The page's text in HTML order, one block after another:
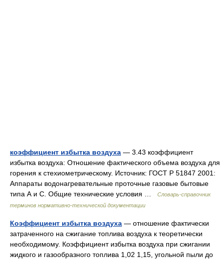
коэффициент избытка воздуха — 3.43 коэффициент
избытка воздуха: Отношение фактического объема воздуха для
горения к стехиометрическому. Источник: ГОСТ Р 51847 2001:
Аппараты водонагревательные проточные газовые бытовые
типа А и С. Общие технические условия …
Словарь-справочник
терминов нормативно-технической документации
Коэффициент избытка воздуха — отношение фактически
затраченного на сжигание топлива воздуха к теоретически
необходимому. Коэффициент избытка воздуха при сжигании
жидкого и газообразного топлива 1,02 1,15, угольной пыли до